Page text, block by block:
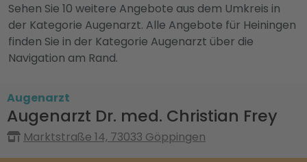
Sehen Sie 10 weitere Angebote aus dem Umkreis in
der Kategorie Augenarzt. Alle Angebote für Heiningen
finden Sie in der Kategorie Augenarzt über die
Navigation am Rand.
Augenarzt
Augenarzt Dr. med. Christian Frey
Marktstraße 14, 73033 Göppingen